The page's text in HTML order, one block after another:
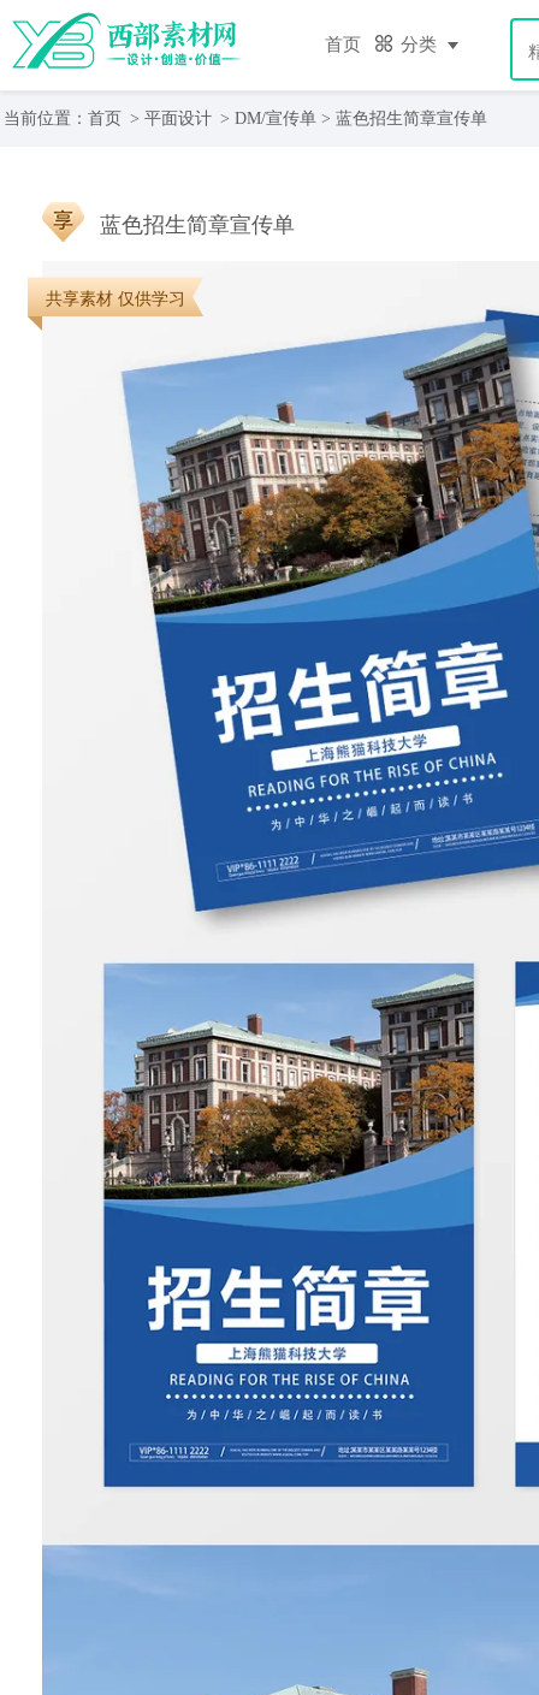
首页 分类
当前位置： 首页 > 平面设计 > DM/宣传单 > 蓝色招生简章宣传单
蓝色招生简章宣传单
共享素材 仅供学习